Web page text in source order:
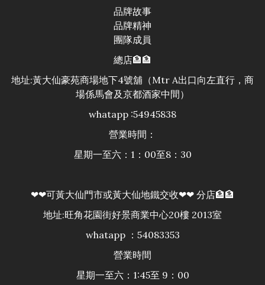
品牌故事
品牌精神
團隊成員
總店🏦🏦
地址:黃大仙豪苑商場地下4號舖（Mtr A出口向左直行，商
場係馬會及京都酒家中間）
whatapp :54945838
營業時間：
星期一至六：1：00至8：30
❤❤可黃大仙門市或黃大仙地鐵交收❤❤ 分店🏦🏦
地址:旺角花園街好景商業中心20樓 2013室
whatapp ：54083353
營業時間
星期一至六：1:45至 9：00